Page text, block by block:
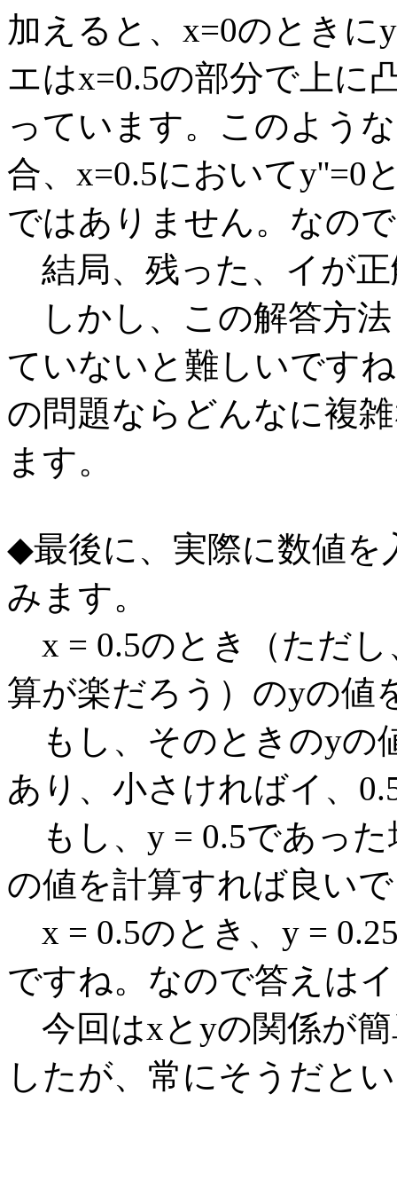
加えると、x=0のときに
エはx=0.5の部分で上に
っています。このよう
合、x=0.5においてy''=0
ではありません。なの
結局、残った、イが
しかし、この解答方
ていないと難しいです
の問題ならどんなに複
ます。
◆最後に、実際に数値を
みます。
x = 0.5のとき（ただし
算が楽だろう）のyの値
もし、そのときのyの
あり、小さければイ、
もし、y = 0.5であった
の値を計算すれば良い
x = 0.5のとき、y =
ですね。なので答えは
今回はxとyの関係が
したが、常にそうだと